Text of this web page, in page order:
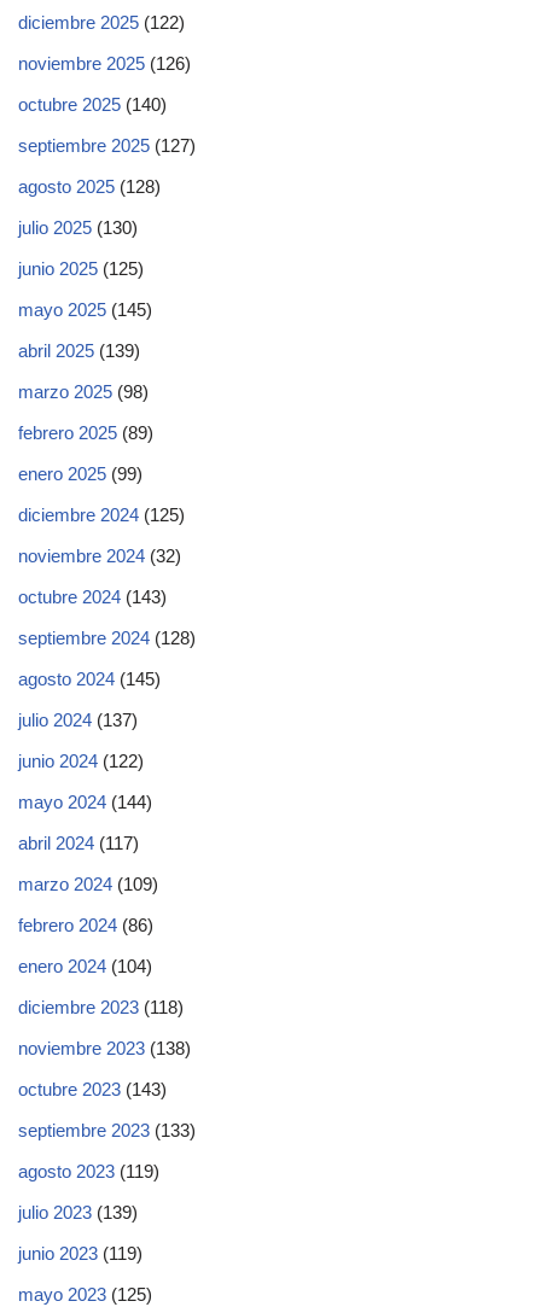
diciembre 2025 (122)
noviembre 2025 (126)
octubre 2025 (140)
septiembre 2025 (127)
agosto 2025 (128)
julio 2025 (130)
junio 2025 (125)
mayo 2025 (145)
abril 2025 (139)
marzo 2025 (98)
febrero 2025 (89)
enero 2025 (99)
diciembre 2024 (125)
noviembre 2024 (32)
octubre 2024 (143)
septiembre 2024 (128)
agosto 2024 (145)
julio 2024 (137)
junio 2024 (122)
mayo 2024 (144)
abril 2024 (117)
marzo 2024 (109)
febrero 2024 (86)
enero 2024 (104)
diciembre 2023 (118)
noviembre 2023 (138)
octubre 2023 (143)
septiembre 2023 (133)
agosto 2023 (119)
julio 2023 (139)
junio 2023 (119)
mayo 2023 (125)